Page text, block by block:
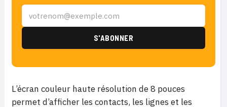
L’écran couleur haute résolution de 8 pouces
permet d’afficher les contacts, les lignes et les